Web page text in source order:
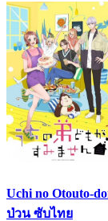
Uchi no Otouto-
ป่วน ซับไทย